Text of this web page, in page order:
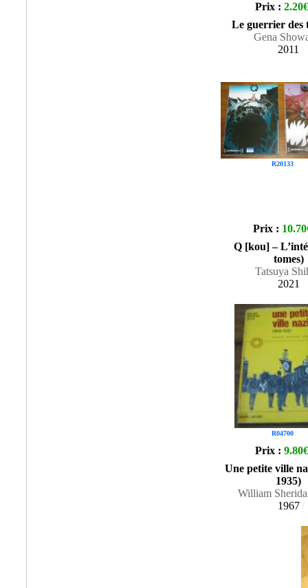
Prix : 2.20€
Le guerrier des
Gena
2011
R20133
Prix :
Q [kou] –
tomes)
Tatsuya
2021
R04700
Prix : 9.80€
Une petite ville
1935)
William
1967